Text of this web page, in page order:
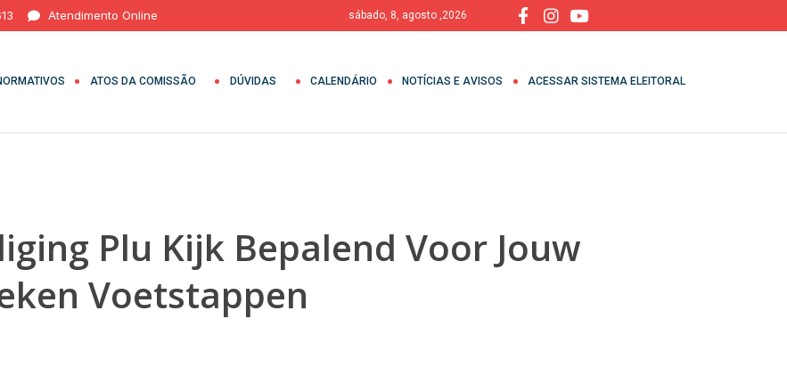
Atendimento Online sábado, 8, agosto ,2026
ATOS DA COMISSÃO DÚVIDAS CALENDÁRIO NOTÍCIAS E AVISOS ACESSAR SISTEMA ELEITORAL
Plu Kijk Bepalend Voor Jouw
Voetstappen